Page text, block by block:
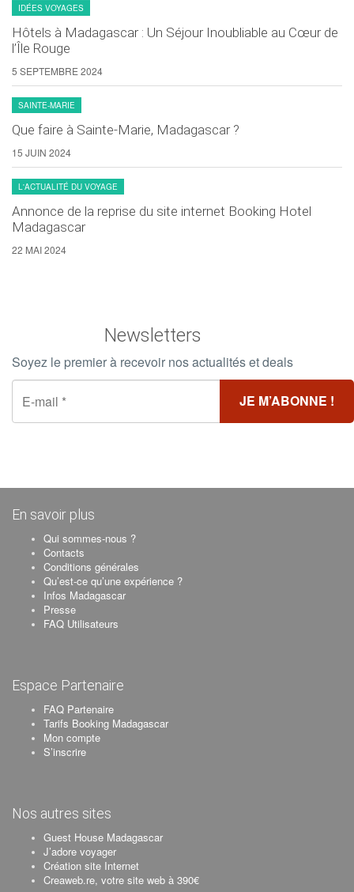
IDÉES VOYAGES
Hôtels à Madagascar : Un Séjour Inoubliable au Cœur de
l’Île Rouge
5 SEPTEMBRE 2024
SAINTE-MARIE
Que faire à Sainte-Marie, Madagascar ?
15 JUIN 2024
L'ACTUALITÉ DU VOYAGE
Annonce de la reprise du site internet Booking Hotel
Madagascar
22 MAI 2024
Newsletters
Soyez le premier à recevoir nos actualités et deals
En savoir plus
Qui sommes-nous ?
Contacts
Conditions générales
Qu’est-ce qu’une expérience ?
Infos Madagascar
Presse
FAQ Utilisateurs
Espace Partenaire
FAQ Partenaire
Tarifs Booking Madagascar
Mon compte
S’inscrire
Nos autres sites
Guest House Madagascar
J’adore voyager
Création site Internet
Creaweb.re, votre site web à 390€